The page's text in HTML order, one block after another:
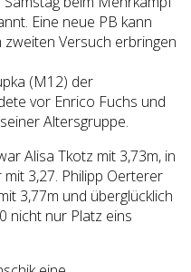
Eine neue PB kann
Versuch erbringen
(M12) der
vor Enrico Fuchs und
Altersgruppe.
Alisa Tkotz mit 3,73m, in
3,27. Philipp Oerterer
3,77m und überglücklich
nicht nur Platz eins